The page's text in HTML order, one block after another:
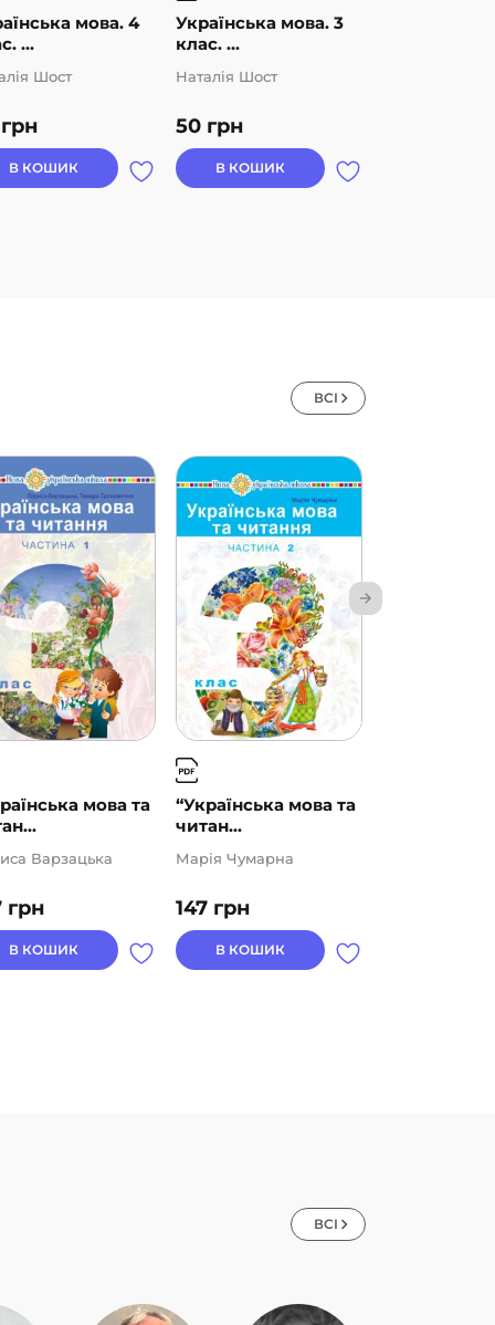
мова. 4
...
грн
Шост
В КОШИК
Українська мова. 3
клас. ...
50 грн
Наталія Шост
В КОШИК
ВСІ
мова та
грн
Варзацька
В КОШИК
“Українська мова та
читан...
147 грн
Марія Чумарна
В КОШИК
ВСІ